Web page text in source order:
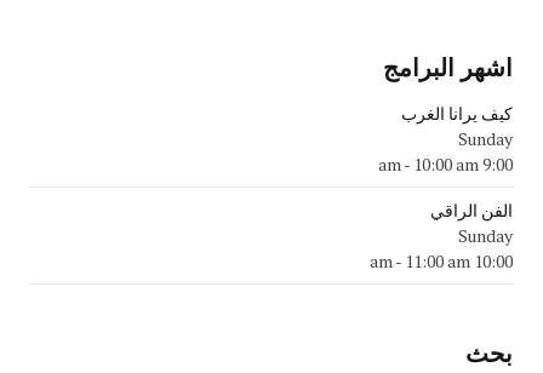
اشهر البرامج
كيف يرانا الغرب
Sunday
9:00 am
- 10:00 am
الفن الراقي
Sunday
10:00 am
- 11:00 am
بحث